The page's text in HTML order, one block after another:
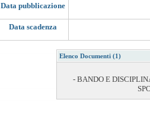
Data pubblicazione
Data scadenza
Elenco Documenti (1)
- BANDO E